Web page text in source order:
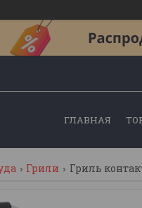
ГЛАВНАЯ
Грили Гриль